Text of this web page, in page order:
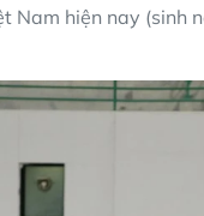
Nam hiện nay (sinh